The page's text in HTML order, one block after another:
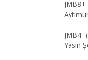
JMB8+
JMB4-
Yasin